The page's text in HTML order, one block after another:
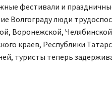
фестивали и
Волгограду люди
Воронежской,
краев, Республики
туристы теперь